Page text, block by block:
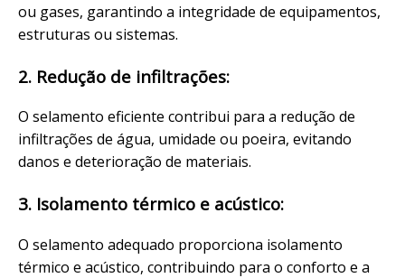
ou gases, garantindo a integridade de equipamentos,
estruturas ou sistemas.
2. Redução de infiltrações:
O selamento eficiente contribui para a redução de
infiltrações de água, umidade ou poeira, evitando
danos e deterioração de materiais.
3. Isolamento térmico e acústico:
O selamento adequado proporciona isolamento
térmico e acústico, contribuindo para o conforto e a